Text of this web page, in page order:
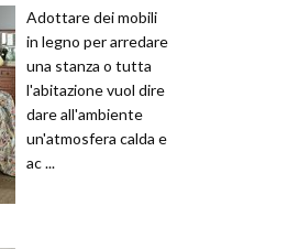
Adottare dei mobili
in legno per arredare
una stanza o tutta
l'abitazione vuol dire
dare all'ambiente
un'atmosfera calda e
ac ...